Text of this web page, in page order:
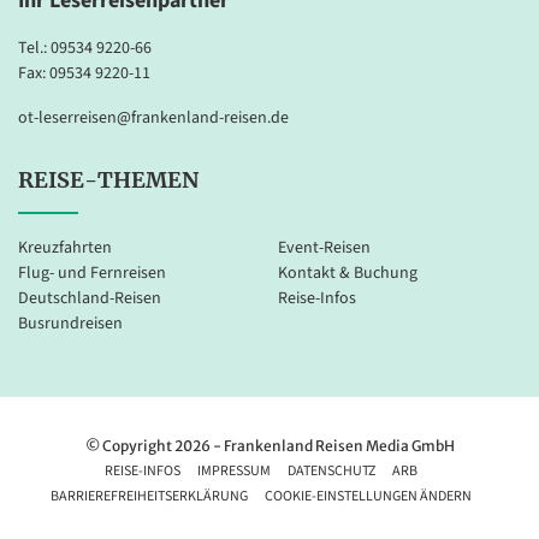
Die Bordwährung ist Euro. Sie können am Ende der Kreuzfahrt Ihre
Ihrer Kreditkarte (Mastercard, VISA; PIN-Nummer erforderlich)
bezahlen.
Tel.:09534 9220-66
Fax: 09534 9220-11
ot-leserreisen@frankenland-reisen.de
REISE-THEMEN
Kreuzfahrten
Flug- und Fernreisen
Deutschland-Reisen
Busrundreisen
Event-Reisen
Kontakt & Buchung
Reise-Infos
© Copyright 2026 - Frankenland Reisen Media GmbH
REISE-INFOS IMPRESSUM DATENSCHUTZ
ARB
BARRIEREFREIHEITSERKLÄRUNG
COOKIE-EINSTELLUNGEN ÄNDERN